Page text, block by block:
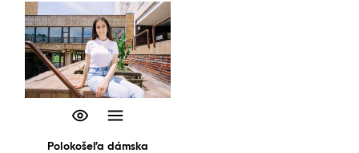
Polokošeľa dámska